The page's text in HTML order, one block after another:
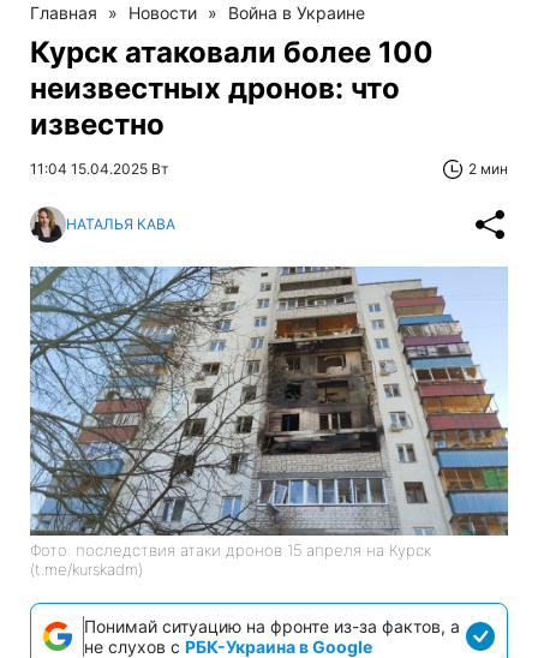
Главная » Новости » Война в Украине
Курск атаковали более 100
неизвестных дронов: что
известно
11:04 15.04.2025 Вт 2 мин
НАТАЛЬЯ КАВА
Фото: последствия атаки дронов 15 апреля на Курск
(t.me/kurskadm)
Понимай ситуацию на фронте из-за фактов, а
не слухов с РБК-Украина в Google